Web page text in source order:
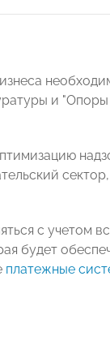
и
с учетом
будет
платежные